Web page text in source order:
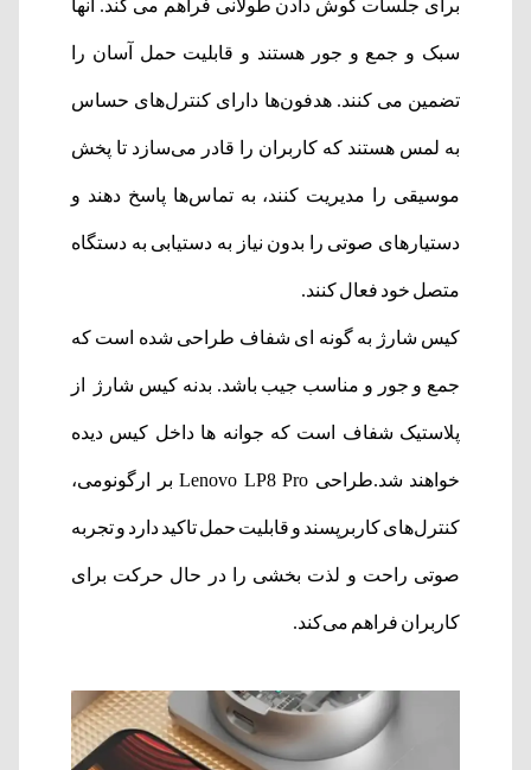
برای جلسات گوش دادن طولانی فراهم می کند. آنها
سبک و جمع و جور هستند و قابلیت حمل آسان را
تضمین می کنند. هدفون‌ها دارای کنترل‌های حساس
به لمس هستند که کاربران را قادر می‌سازد تا پخش
موسیقی را مدیریت کنند، به تماس‌ها پاسخ دهند و
دستیارهای صوتی را بدون نیاز به دستیابی به دستگاه
متصل خود فعال کنند.
کیس شارژ به گونه ای شفاف طراحی شده است که
جمع و جور و مناسب جیب باشد. بدنه کیس شارژ از
پلاستیک شفاف است که جوانه ها داخل کیس دیده
خواهند شد.طراحی Lenovo LP8 Pro بر ارگونومی،
کنترل‌های کاربرپسند و قابلیت حمل تاکید دارد و تجربه
صوتی راحت و لذت بخشی را در حال حرکت برای
کاربران فراهم می‌کند.